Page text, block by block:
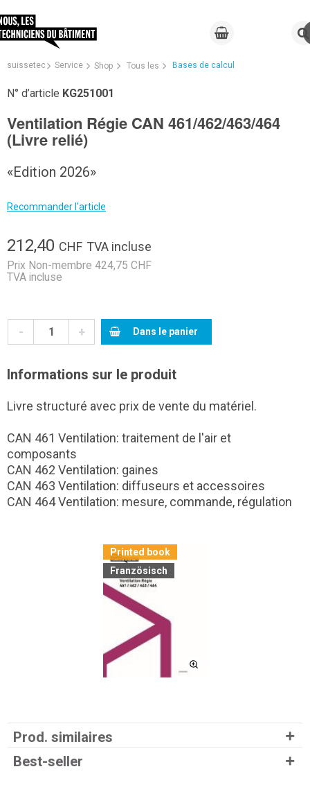
suissetec Service Shop Tous les Bases de calcul
N° d’article KG251001
Ventilation Régie CAN 461/462/463/464
(Livre relié)
«Edition 2026»
Recommander l'article
212,40 CHF TVA incluse
Prix Non-membre 424,75 CHF
TVA incluse
- + Dans le panier
Informations sur le produit
Livre structuré avec prix de vente du matériel.
CAN 461 Ventilation: traitement de l'air et
composants
CAN 462 Ventilation: gaines
CAN 463 Ventilation: diffuseurs et accessoires
CAN 464 Ventilation: mesure, commande, régulation
Printed book
Französisch
Prod. similaires
Best-seller